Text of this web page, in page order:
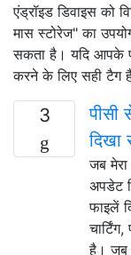
एंड्रॉइड डिवाइस को
मास स्टोरेज" का
सकता है। यदि आपके
करने के लिए सही टैग
3
पीसी
दिखा
जब
अपडेट
फाइलें
है। जब